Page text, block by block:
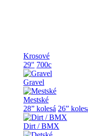
Krosové
29" 700c
Gravel
Mestské
28” kolesá 26”
Dirt / BMX